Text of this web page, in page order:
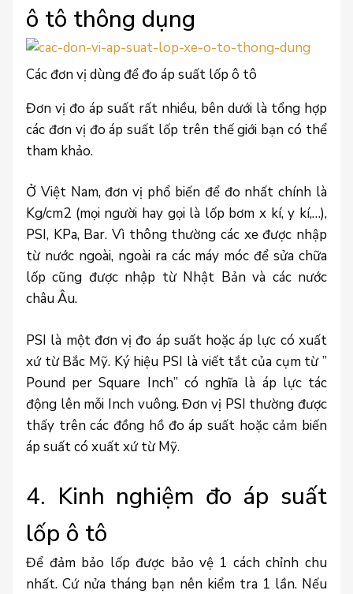
ô tô thông dụng
Các đơn vị dùng để đo áp suất lốp ô tô
Đơn vị đo áp suất rất nhiều, bên dưới là tổng hợp
các đơn vị đo áp suất lốp trên thế giới bạn có thể
tham khảo.
Ở Việt Nam, đơn vị phổ biến để đo nhất chính là
Kg/cm2 (mọi người hay gọi là lốp bơm x kí, y kí,…),
PSI, KPa, Bar. Vì thông thường các xe được nhập
từ nước ngoài, ngoài ra các máy móc để sửa chữa
lốp cũng được nhập từ Nhật Bản và các nước
châu Âu.
PSI là một đơn vị đo áp suất hoặc áp lực có xuất
xứ từ Bắc Mỹ. Ký hiệu PSI là viết tắt của cụm từ ”
Pound per Square Inch” có nghĩa là áp lực tác
động lên mỗi Inch vuông. Đơn vị PSI thường được
thấy trên các đồng hồ đo áp suất hoặc cảm biến
áp suất có xuất xứ từ Mỹ.
4. Kinh nghiệm đo áp suất
lốp ô tô
Để đảm bảo lốp được bảo vệ 1 cách chỉnh chu
nhất. Cứ nửa tháng bạn nên kiểm tra 1 lần. Nếu